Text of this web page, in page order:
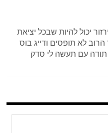
יכול להיות שבכל יציאת
הרוב לא תופסים ודייג בוס
תודה עם תעשה לי סדק